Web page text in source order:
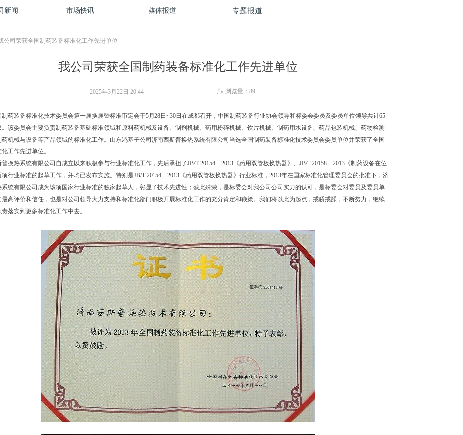
市场快讯
新闻 媒体报道 专题报道
我公司荣获全国制药装备标准化工作先进单位
公司荣获全国制药装备标准化工作先进单位
制药装备标准化技术委员会第一届换届暨标准审定会于5月28日~30日在成都召开，中国制药装备行业协会领导和标委会委员及委员单位领导共计65
。该委员会主要负责制药装备基础标准领域和原料药机械及设备、制剂机械、药用粉碎机械、饮片机械、制药用水设备、药品包装机械、药物检测
药机械与设备等产品领域的标准化工作。山东鸿基子公司济南西斯普换热系统有限公司当选全国制药装备标准化技术委员会委员单位并荣获了全国
工作先进单位。
热系统有限公司自成立以来积极参与行业标准化工作，先后承担了JB/T 20154—2013《药用双管板换热器》、JB/T 20158—2013《制药设备在位
行业标准的起草工作，并均已发布实施。特别是JB/T 20154—2013《药用双管板换热器》行业标准，2013年在国家标准化管理委员会的批准下，济
系统有限公司成为该项国家行业标准的独家起草人，彰显了技术先进性；获此殊荣，是标委会对我公司公司实力的认可，是标委会对委员及委员单
最高评价和信任，也是对公司领导大力支持和标准化部门积极开展标准化工作的充分肯定和鞭策。我们将以此为起点，戒骄戒躁，不断努力，继续
落实到更多标准化工作中去。
2025年3月22日 20:44 ꄘ 浏览量： 89